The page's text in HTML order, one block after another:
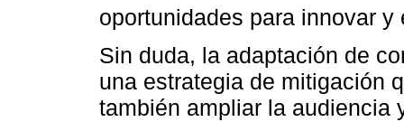
oportunidades para innovar
Sin duda, la adaptación de
una estrategia de mitigación
también ampliar la audiencia